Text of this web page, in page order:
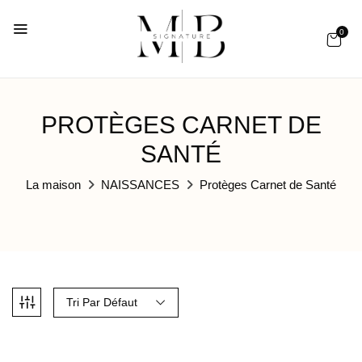
0
PROTÈGES CARNET DE
SANTÉ
La maison NAISSANCES Protèges Carnet de Santé
Tri Par Défaut